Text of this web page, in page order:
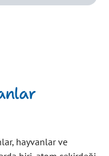
hayvanlar ve